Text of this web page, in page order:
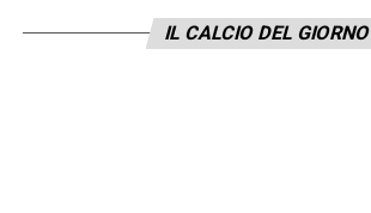
IL CALCIO DEL GIORNO